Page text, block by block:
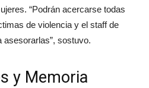
“Podrán acercarse todas
de violencia y el staff de
sostuvo.
y Memoria